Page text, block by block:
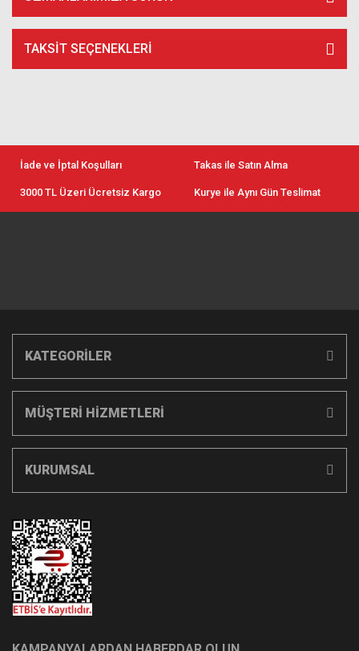
TAKSIT SEÇENEKLERI
İade ve İptal Koşulları Takas ile Satın Alma
3000 TL Üzeri Ücretsiz Kargo Kurye ile Aynı Gün Teslimat
KATEGORİLER
MÜŞTERİ HİZMETLERİ
KURUMSAL